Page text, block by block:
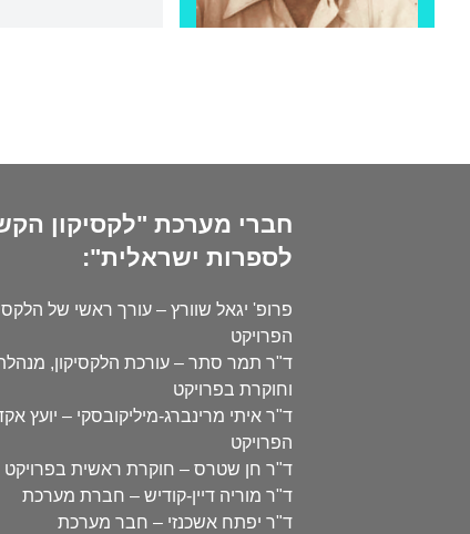
חברי מערכת "לקסיקון
לספרות ישראלית":
פרופ' יגאל שוורץ – עורך ראשי של
הפרויקט
ד"ר תמר סתר – עורכת הלקסיקון,
וחוקרת בפרויקט
ד"ר איתי מרינברג-מיליקובסקי – יועץ
הפרויקט
ד"ר חן שטרס – חוקרת ראשית בפרויקט
ד"ר מוריה דיין-קודיש – חברת מערכת
ד"ר יפתח אשכנזי – חבר מערכת